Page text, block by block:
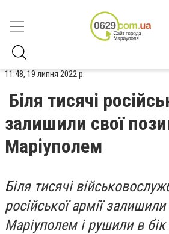
11:48, 19 липня 2022 р.
Біля тисячі
залишили свої
Маріуполем
Біля тисячі
російської армії залишили
Маріуполем і рушили в